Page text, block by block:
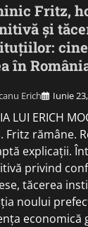
Fritz,
și
în
Erich Iunie
LUI ERICH
Fritz rămâne.
explicații.
privind
tăcerea
noului
economică